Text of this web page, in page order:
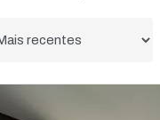
por